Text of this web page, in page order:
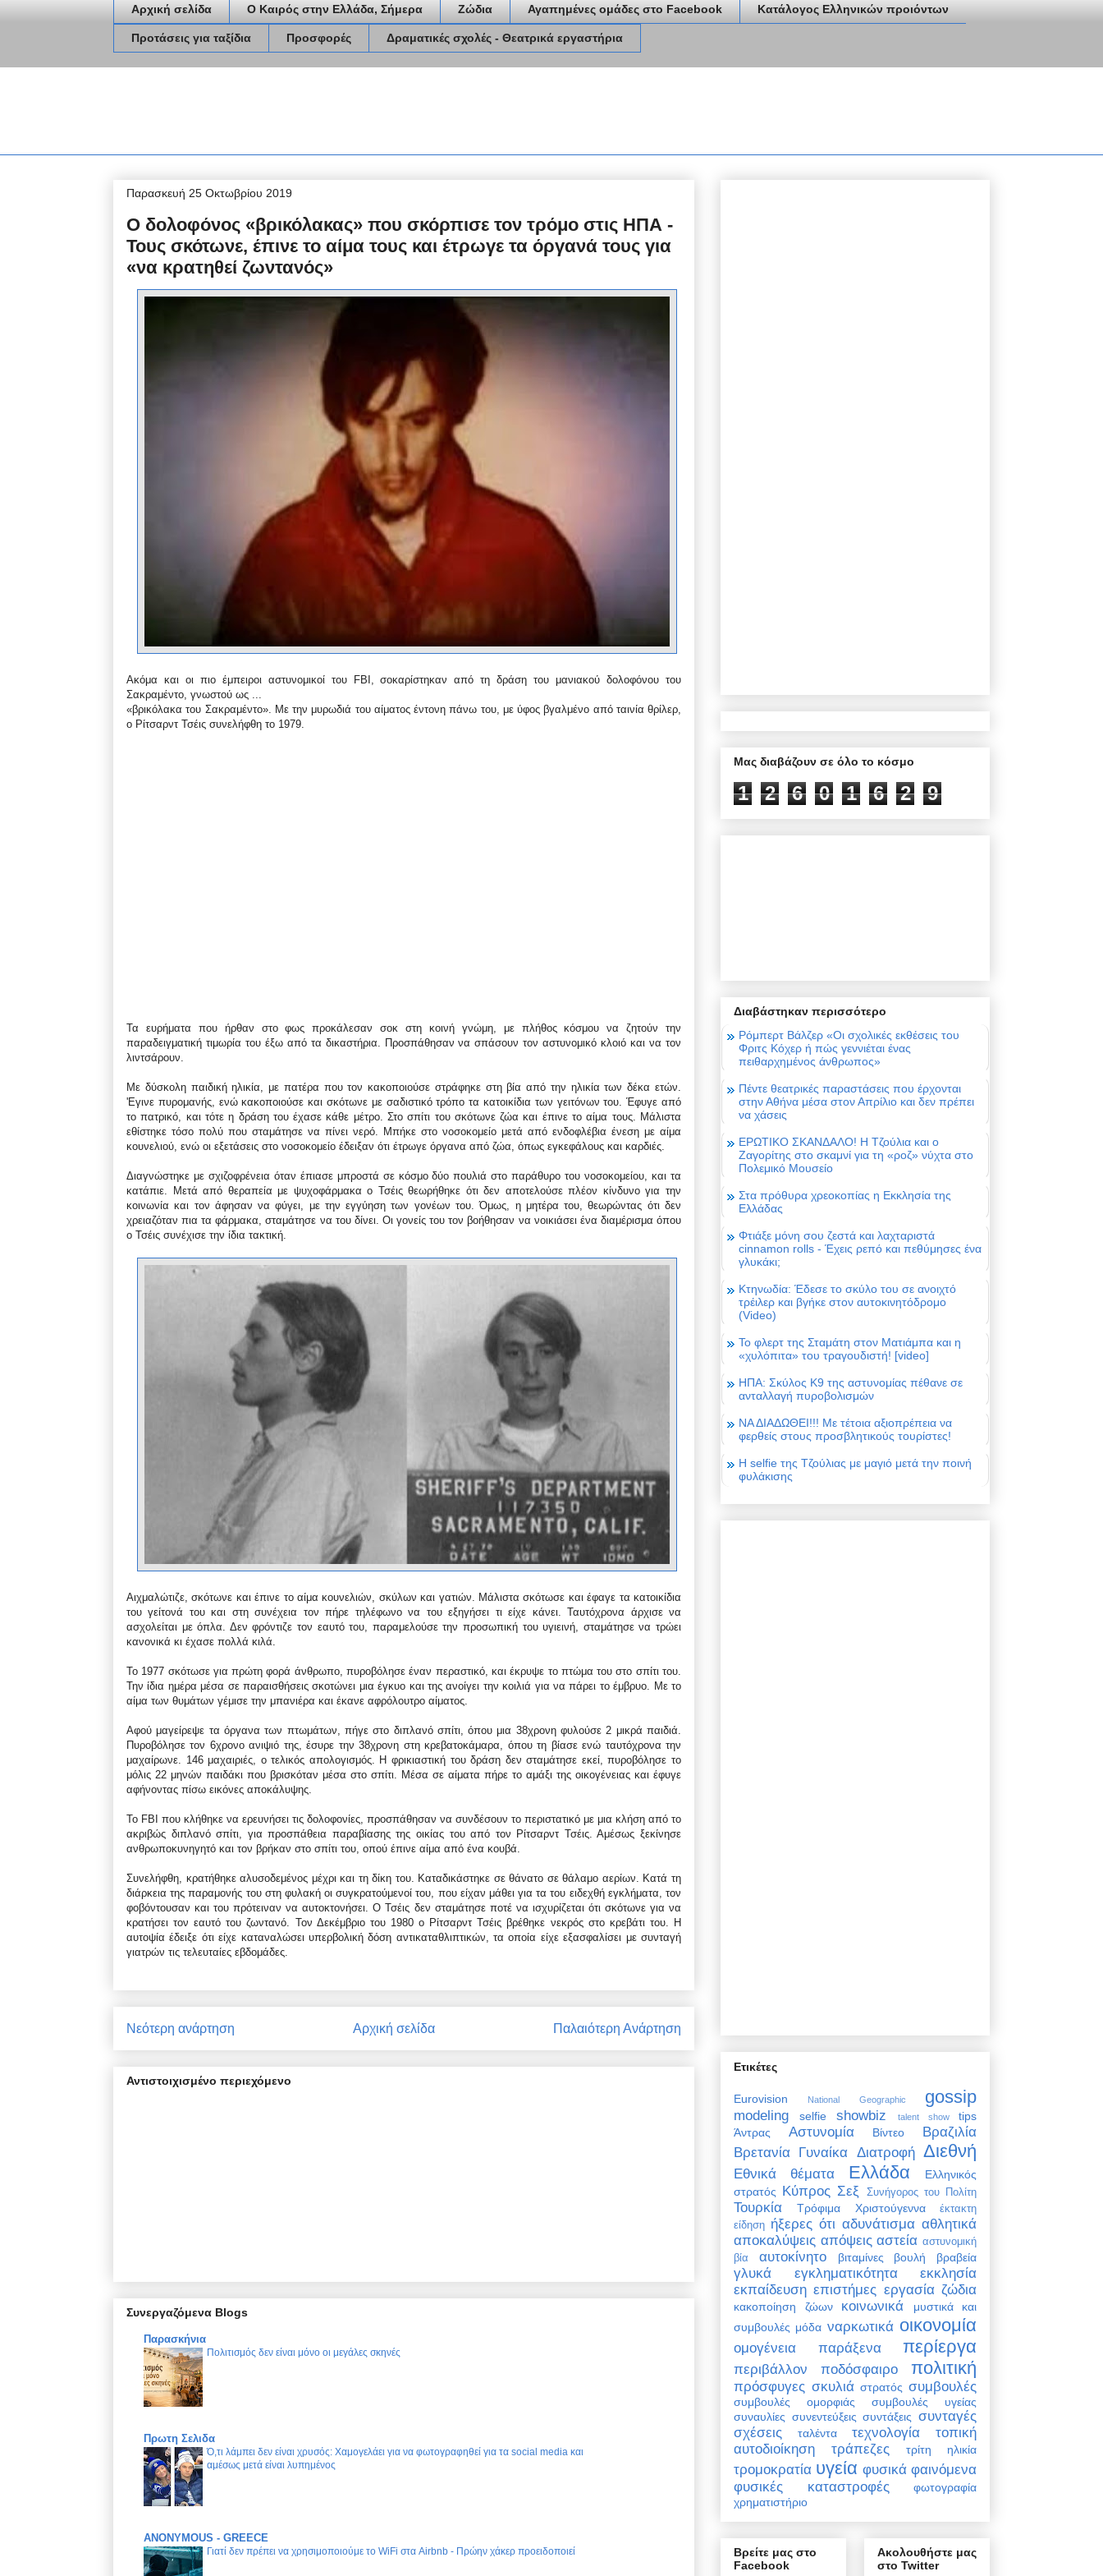
Αρχική σελίδα Ο Καιρός στην Ελλάδα, Σήμερα Ζώδια Αγαπημένες ομάδες στο Facebook Κατάλογος Ελληνικών προιόντων
Προτάσεις για ταξίδια Προσφορές Δραματικές σχολές - Θεατρικά εργαστήρια
Παρασκευή 25 Οκτωβρίου 2019
Ο δολοφόνος «βρικόλακας» που σκόρπισε τον τρόμο στις ΗΠΑ -
Τους σκότωνε, έπινε το αίμα τους και έτρωγε τα όργανά τους για
«να κρατηθεί ζωντανός»
Ακόμα και οι πιο έμπειροι αστυνομικοί του FBI, σοκαρίστηκαν από τη δράση του μανιακού δολοφόνου του
Σακραμέντο, γνωστού ως ...
«βρικόλακα του Σακραμέντο». Με την μυρωδιά του αίματος έντονη πάνω του, με ύφος βγαλμένο από ταινία θρίλερ,
ο Ρίτσαρντ Τσέις συνελήφθη το 1979.
Τα ευρήματα που ήρθαν στο φως προκάλεσαν σοκ στη κοινή γνώμη, με πλήθος κόσμου να ζητούν την
παραδειγματική τιμωρία του έξω από τα δικαστήρια. Προσπάθησαν να σπάσουν τον αστυνομικό κλοιό και να τον
λιντσάρουν.
Με δύσκολη παιδική ηλικία, με πατέρα που τον κακοποιούσε στράφηκε στη βία από την ηλικία των δέκα ετών.
'Εγινε πυρομανής, ενώ κακοποιούσε και σκότωνε με σαδιστικό τρόπο τα κατοικίδια των γειτόνων του. Έφυγε από
το πατρικό, και τότε η δράση του έχασε κάθε μέτρο. Στο σπίτι του σκότωνε ζώα και έπινε το αίμα τους. Μάλιστα
εθίστηκε τόσο πολύ που σταμάτησε να πίνει νερό. Μπήκε στο νοσοκομείο μετά από ενδοφλέβια ένεση με αίμα
κουνελιού, ενώ οι εξετάσεις στο νοσοκομείο έδειξαν ότι έτρωγε όργανα από ζώα, όπως εγκεφάλους και καρδιές.
Διαγνώστηκε με σχιζοφρένεια όταν έπιασε μπροστά σε κόσμο δύο πουλιά στο παράθυρο του νοσοκομείου, και τα
κατάπιε. Μετά από θεραπεία με ψυχοφάρμακα ο Τσέις θεωρήθηκε ότι δεν αποτελούσε πλέον κίνδυνο για την
κοινωνία και τον άφησαν να φύγει, με την εγγύηση των γονέων του. Όμως, η μητέρα του, θεωρώντας ότι δεν
χρειαζόταν πια τα φάρμακα, σταμάτησε να του δίνει. Οι γονείς του τον βοήθησαν να νοικιάσει ένα διαμέρισμα όπου
ο Τσέις συνέχισε την ίδια τακτική.
Αιχμαλώτιζε, σκότωνε και έπινε το αίμα κουνελιών, σκύλων και γατιών. Μάλιστα σκότωσε και έφαγε τα κατοικίδια
του γείτονά του και στη συνέχεια τον πήρε τηλέφωνο να του εξηγήσει τι είχε κάνει. Ταυτόχρονα άρχισε να
ασχολείται με όπλα. Δεν φρόντιζε τον εαυτό του, παραμελούσε την προσωπική του υγιεινή, σταμάτησε να τρώει
κανονικά κι έχασε πολλά κιλά.
Το 1977 σκότωσε για πρώτη φορά άνθρωπο, πυροβόλησε έναν περαστικό, και έκρυψε το πτώμα του στο σπίτι του.
Την ίδια ημέρα μέσα σε παραισθήσεις σκοτώνει μια έγκυο και της ανοίγει την κοιλιά για να πάρει το έμβρυο. Με το
αίμα των θυμάτων γέμισε την μπανιέρα και έκανε αφρόλουτρο αίματος.
Αφού μαγείρεψε τα όργανα των πτωμάτων, πήγε στο διπλανό σπίτι, όπου μια 38χρονη φυλούσε 2 μικρά παιδιά.
Πυροβόλησε τον 6χρονο ανιψιό της, έσυρε την 38χρονη στη κρεβατοκάμαρα, όπου τη βίασε ενώ ταυτόχρονα την
μαχαίρωνε. 146 μαχαιριές, ο τελικός απολογισμός. Η φρικιαστική του δράση δεν σταμάτησε εκεί, πυροβόλησε το
μόλις 22 μηνών παιδάκι που βρισκόταν μέσα στο σπίτι. Μέσα σε αίματα πήρε το αμάξι της οικογένειας και έφυγε
αφήνοντας πίσω εικόνες αποκάλυψης.
Το FBI που κλήθηκε να ερευνήσει τις δολοφονίες, προσπάθησαν να συνδέσουν το περιστατικό με μια κλήση από το
ακριβώς διπλανό σπίτι, για προσπάθεια παραβίασης της οικίας του από τον Ρίτσαρντ Τσέις. Αμέσως ξεκίνησε
ανθρωποκυνηγητό και τον βρήκαν στο σπίτι του, οπού έπινε αίμα από ένα κουβά.
Συνελήφθη, κρατήθηκε αλυσοδεμένος μέχρι και τη δίκη του. Καταδικάστηκε σε θάνατο σε θάλαμο αερίων. Κατά τη
διάρκεια της παραμονής του στη φυλακή οι συγκρατούμενοί του, που είχαν μάθει για τα του ειδεχθή εγκλήματα, τον
φοβόντουσαν και του πρότειναν να αυτοκτονήσει. Ο Τσέις δεν σταμάτησε ποτέ να ισχυρίζεται ότι σκότωνε για να
κρατήσει τον εαυτό του ζωντανό. Τον Δεκέμβριο του 1980 ο Ρίτσαρντ Τσέις βρέθηκε νεκρός στο κρεβάτι του. Η
αυτοψία έδειξε ότι είχε καταναλώσει υπερβολική δόση αντικαταθλιπτικών, τα οποία είχε εξασφαλίσει με συνταγή
γιατρών τις τελευταίες εβδομάδες.
Νεότερη ανάρτηση Παλαιότερη Ανάρτηση
Αρχική σελίδα
Αντιστοιχισμένο περιεχόμενο
Συνεργαζόμενα Blogs
Παρασκήνια
Πολιτισμός δεν είναι μόνο οι μεγάλες σκηνές
Πρωτη Σελιδα
Ό,τι λάμπει δεν είναι χρυσός: Χαμογελάει για να φωτογραφηθεί για τα social media και
αμέσως μετά είναι λυπημένος
ANONYMOUS - GREECE
Γιατί δεν πρέπει να χρησιμοποιούμε το WiFi στα Airbnb - Πρώην χάκερ προειδοποιεί
Μας διαβάζουν σε όλο το κόσμο
1 2 6 0 1 6 2 9
Διαβάστηκαν περισσότερο
Ρόμπερτ Βάλζερ «Οι σχολικές εκθέσεις του
Φριτς Κόχερ ή πώς γεννιέται ένας
πειθαρχημένος άνθρωπος»
Πέντε θεατρικές παραστάσεις που έρχονται
στην Αθήνα μέσα στον Απρίλιο και δεν πρέπει
να χάσεις
ΕΡΩΤΙΚΟ ΣΚΑΝΔΑΛΟ! Η Τζούλια και ο
Ζαγορίτης στο σκαμνί για τη «ροζ» νύχτα στο
Πολεμικό Μουσείο
Στα πρόθυρα χρεοκοπίας η Εκκλησία της
Ελλάδας
Φτιάξε μόνη σου ζεστά και λαχταριστά
cinnamon rolls - Έχεις ρεπό και πεθύμησες ένα
γλυκάκι;
Κτηνωδία: Έδεσε το σκύλο του σε ανοιχτό
τρέιλερ και βγήκε στον αυτοκινητόδρομο
(Video)
Το φλερτ της Σταμάτη στον Ματιάμπα και η
«χυλόπιτα» του τραγουδιστή! [video]
ΗΠΑ: Σκύλος Κ9 της αστυνομίας πέθανε σε
ανταλλαγή πυροβολισμών
ΝΑ ΔΙΑΔΩΘΕΙ!!! Με τέτοια αξιοπρέπεια να
φερθείς στους προσβλητικούς τουρίστες!
Η selfie της Τζούλιας με μαγιό μετά την ποινή
φυλάκισης
Ετικέτες
Eurovision National Geographic gossip
modeling selfie showbiz talent show
tips
Άντρας
Αστυνομία Βίντεο
Βραζιλία
Βρετανία Γυναίκα Διατροφή Διεθνή
Εθνικά θέματα Ελλάδα
Ελληνικός
στρατός Κύπρος Σεξ Συνήγορος του Πολίτη
Τουρκία Τρόφιμα Χριστούγεννα
έκτακτη
είδηση ήξερες ότι αδυνάτισμα αθλητικά
αποκαλύψεις απόψεις αστεία αστυνομική
βία
αυτοκίνητο βιταμίνες βουλή βραβεία
γλυκά εγκληματικότητα
εκκλησία
εκπαίδευση επιστήμες εργασία ζώδια
κακοποίηση ζώων κοινωνικά
μυστικά και
συμβουλές μόδα ναρκωτικά οικονομία
ομογένεια παράξενα περίεργα
περιβάλλον ποδόσφαιρο πολιτική
πρόσφυγες σκυλιά στρατός συμβουλές
συμβουλές ομορφιάς
συμβουλές υγείας
συναυλίες συνεντεύξεις συντάξεις συνταγές
σχέσεις
ταλέντα τεχνολογία
τοπική
αυτοδιοίκηση
τράπεζες τρίτη ηλικία
τρομοκρατία υγεία φυσικά φαινόμενα
φυσικές καταστροφές
φωτογραφία
χρηματιστήριο
Βρείτε μας στο
Facebook
Ακολουθήστε μας
στο Twitter